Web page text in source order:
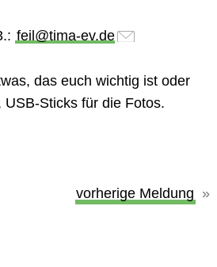
feil@tima-ev.de
das euch wichtig ist oder
Sticks für die Fotos.
vorherige Meldung